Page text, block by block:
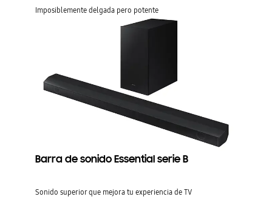
Imposiblemente delgada pero potente
Barra de sonido Essential serie B
Sonido superior que mejora tu experiencia de TV